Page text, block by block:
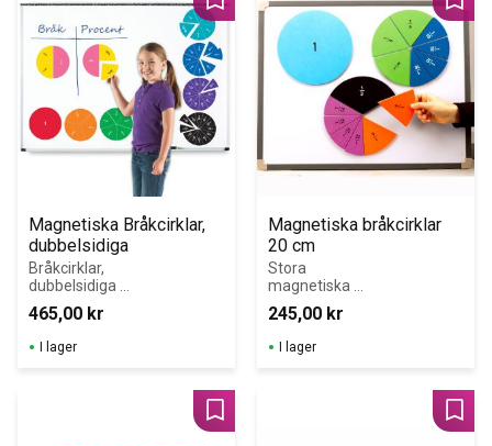
Magnetiska Bråkcirklar,
dubbelsidiga
Bråkcirklar,
dubbelsidiga
bråkcirklar för
att demonstrera
bråk,
procentsatser
465,00 kr
Lägg till i favoriter
I lager
Magnetiska bråkcirklar
20 cm
Stora
magnetiska
bråkcirklar,
diam. 20 cm.
FÖREVISNINGSM
ATERIEL för
245,00 kr
I lager
Lägg till i favoriter